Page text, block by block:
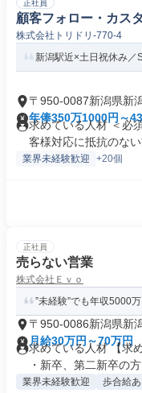
正社員
顧客フォロー・カス
株式会社トリドリ-770-4
新潟駅近×土日祝休み／
〒950-0087新潟県新
年俸350万1000円～
求めている人材 ＜必
客様対応に抵抗のない
業界未経験歓迎 +20個
正社員
売らない営業
株式会社Ｅｖｏ
”未経験”でも年収5000
〒950-0086新潟県新
月給30万円～70万円
求めている人材 【求
・新卒、第二新卒の方
業界未経験歓迎 歩合給あ